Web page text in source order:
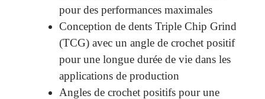
pour des performances maximales
Conception de dents Triple Chip Grind
(TCG) avec un angle de crochet positif
pour une longue durée de vie dans les
applications de production
Angles de crochet positifs pour une